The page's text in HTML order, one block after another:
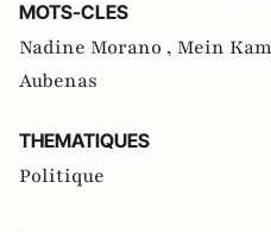
MOTS-CLES
Nadine Morano , Mein
Aubenas
THEMATIQUES
Politique